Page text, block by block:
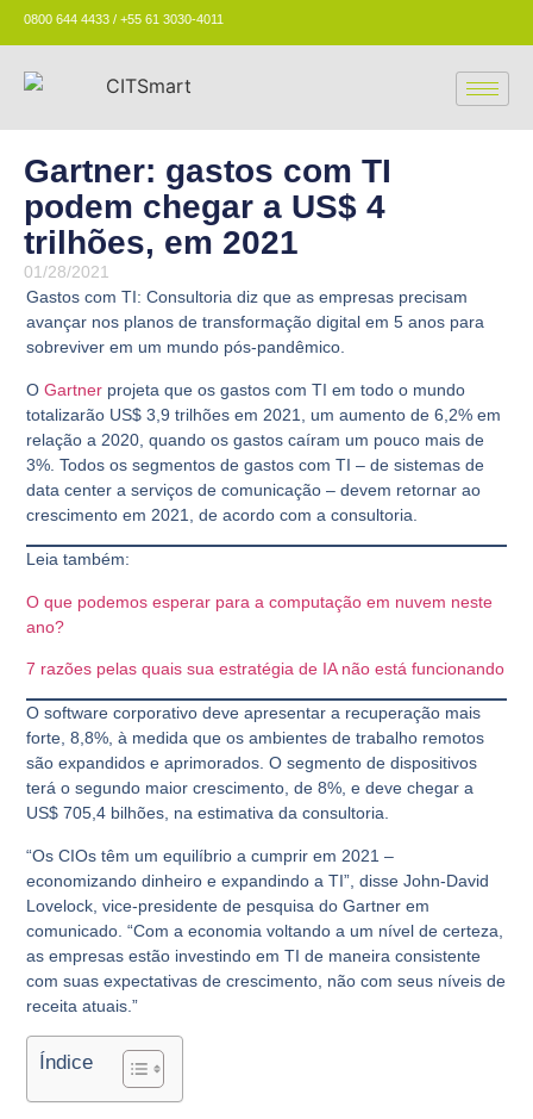
0800 644 4433 / +55 61 3030-4011
Gartner: gastos com TI
podem chegar a US$ 4
trilhões, em 2021
01/28/2021
Gastos com TI: Consultoria diz que as empresas precisam
avançar nos planos de transformação digital em 5 anos para
sobreviver em um mundo pós-pandêmico.
OGartner projeta que os gastos com TI em todo o mundo
totalizarão US$ 3,9 trilhões em 2021, um aumento de 6,2% em
relação a 2020, quando os gastos caíram um pouco mais de
3%. Todos os segmentos de gastos com TI – de sistemas de
data center a serviços de comunicação – devem retornar ao
crescimento em 2021, de acordo com a consultoria.
Leia também:
O que podemos esperar para a computação em nuvem neste
ano?
7 razões pelas quais sua estratégia de IA não está funcionando
O software corporativo deve apresentar a recuperação mais
forte, 8,8%, à medida que os ambientes de trabalho remotos
são expandidos e aprimorados. O segmento de dispositivos
terá o segundo maior crescimento, de 8%, e deve chegar a
US$ 705,4 bilhões, na estimativa da consultoria.
“Os CIOs têm um equilíbrio a cumprir em 2021 –
economizando dinheiro e expandindo a TI” , disse John-David
Lovelock, vice-presidente de pesquisa do Gartner em
comunicado.“Com a economia voltando a um nível de certeza,
as empresas estão investindo em TI de maneira consistente
com suas expectativas de crescimento, não com seus níveis de
receita atuais.”
Índice